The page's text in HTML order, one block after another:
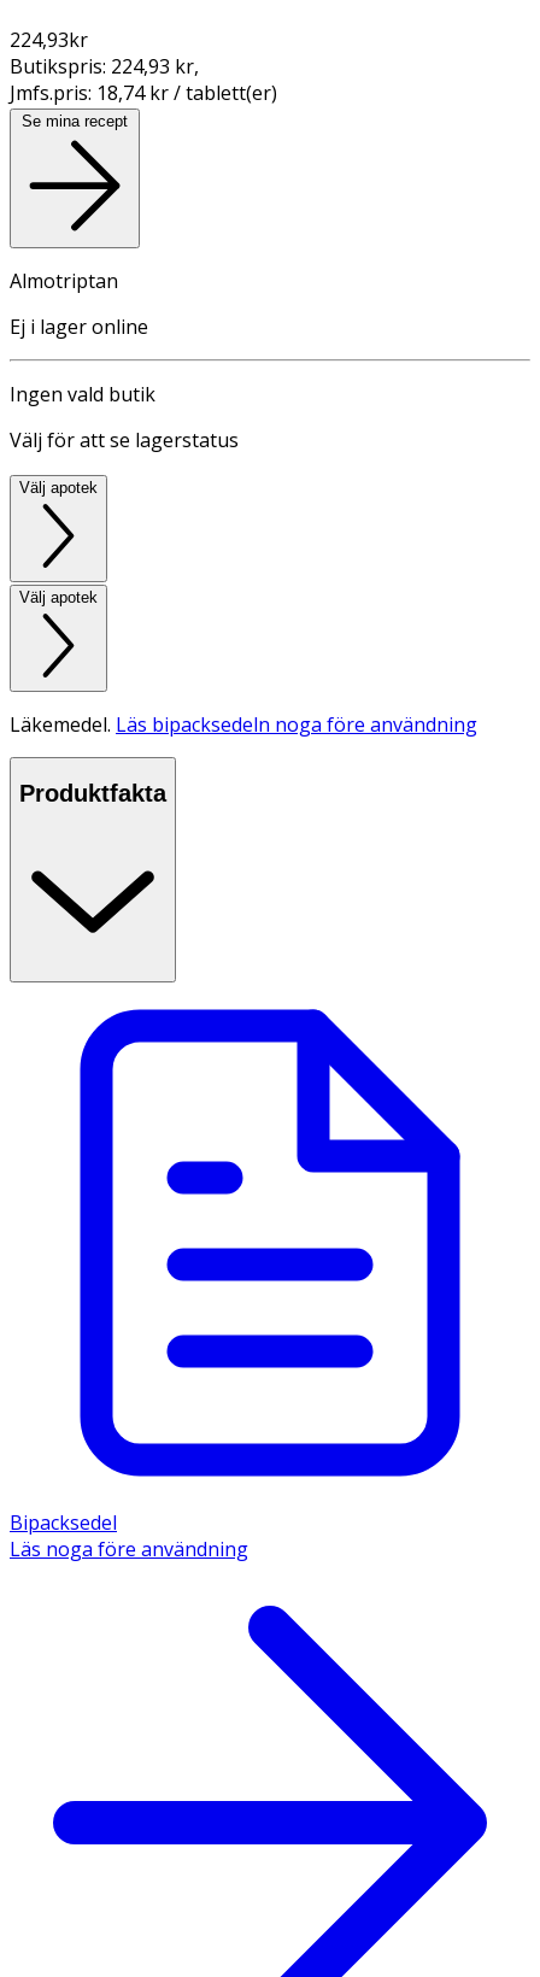
224,93kr
Butikspris: 224,93 kr,
Jmfs.pris: 18,74 kr / tablett(er)
Se mina recept
Almotriptan
Ej i lager online
Ingen vald butik
Välj för att se lagerstatus
Välj apotek
Välj apotek
Läkemedel. Läs bipacksedeln noga före användning
Produktfakta
Bipacksedel
Läs noga före användning